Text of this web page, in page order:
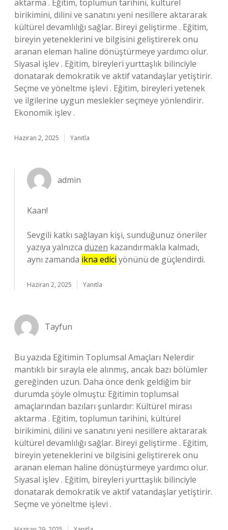
aktarma . Eğitim, toplumun tarihini, kültürel
birikimini, dilini ve sanatını yeni nesillere aktararak
kültürel devamlılığı sağlar. Bireyi geliştirme . Eğitim,
bireyin yeteneklerini ve bilgisini geliştirerek onu
aranan eleman haline dönüştürmeye yardımcı olur.
Siyasal işlev . Eğitim, bireyleri yurttaşlık bilinciyle
donatarak demokratik ve aktif vatandaşlar yetiştirir.
Seçme ve yöneltme işlevi . Eğitim, bireyleri yetenek
ve ilgilerine uygun meslekler seçmeye yönlendirir.
Ekonomik işlev .
Haziran 2, 2025 Yanıtla
admin
Kaan!
Sevgili katkı sağlayan kişi, sunduğunuz öneriler
yazıya yalnızca düzen kazandırmakla kalmadı,
aynı zamanda ikna edici yönünü de güçlendirdi.
Haziran 2, 2025 Yanıtla
Tayfun
Bu yazıda Eğitimin Toplumsal Amaçları Nelerdir
mantıklı bir sırayla ele alınmış, ancak bazı bölümler
gereğinden uzun. Daha önce denk geldiğim bir
durumda şöyle olmuştu: Eğitimin toplumsal
amaçlarından bazıları şunlardır: Kültürel mirası
aktarma . Eğitim, toplumun tarihini, kültürel
birikimini, dilini ve sanatını yeni nesillere aktararak
kültürel devamlılığı sağlar. Bireyi geliştirme . Eğitim,
bireyin yeteneklerini ve bilgisini geliştirerek onu
aranan eleman haline dönüştürmeye yardımcı olur.
Siyasal işlev . Eğitim, bireyleri yurttaşlık bilinciyle
donatarak demokratik ve aktif vatandaşlar yetiştirir.
Seçme ve yöneltme işlevi .